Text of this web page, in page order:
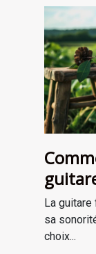
La
sa
choix...